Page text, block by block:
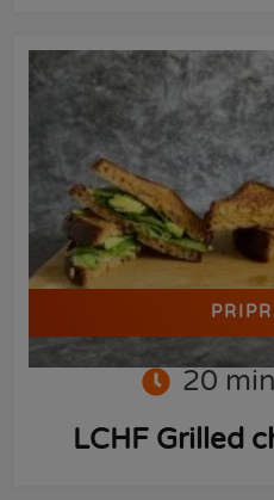
20
LCHF Grilled